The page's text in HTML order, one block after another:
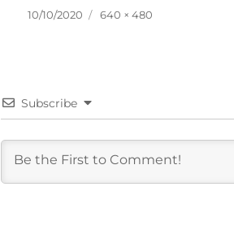
投
10/10/2020
フ
640 × 480
Subscribe